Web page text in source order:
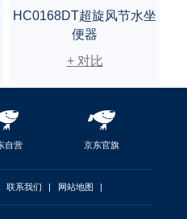
HC0168DT超旋风节水坐
便器
+ 对比
自营 京东官旗
联系我们 网站地图